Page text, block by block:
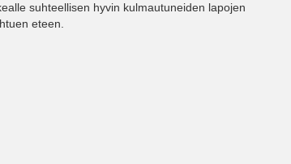
suhteellisen hyvin kulmautuneiden lapojen
eteen.